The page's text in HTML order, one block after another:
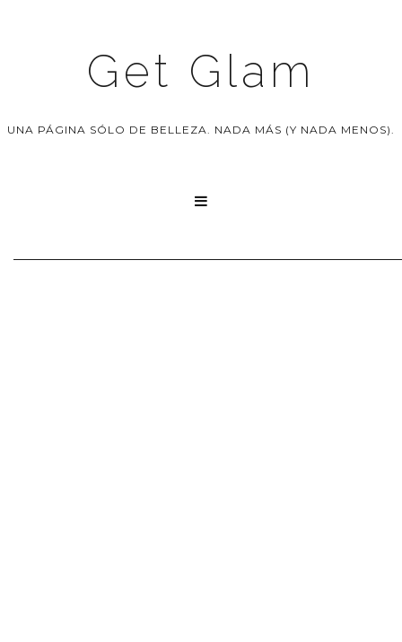
Get Glam
UNA PÁGINA SÓLO DE BELLEZA. NADA MÁS (Y NADA MENOS).
